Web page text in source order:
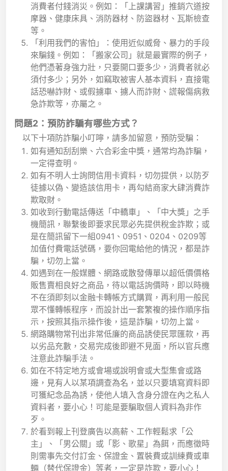
消費者付錢消災。例如：「上課講習」推銷穴道按
摩器、健康床具、消防器材、防盜器材、瓦斯檢查
等。
「利用我們的害怕」：使用近似威脅、暴力的手段
來騙錢。例如：「搬家公司」就是最實際的例子，
他們憑著身強力壯，只要開口要多少，消費者就必
須付多少；另外，如竊取被害人基本資料，直接電
話恐嚇詐財、或假擄車、擄人而詐財、謊報傷病救
急詐欺等，亦屬之。
問題2：預防詐騙有哪些方式？
以下十項防詐騙小叮嚀，請多加留意，預防受騙：
如有通知刮刮樂、六合彩金中獎，通常均為詐騙，
一定得查明。
如有不明人士詢問信用卡資料，切勿提供，以防歹
徒據以偽、變造該信用卡，再勾結商家大肆消費詐
欺取財。
如收到行動電話傳送「中轎車」、「中大獎」之手
機簡訊，聯繫後即要求民眾必先提供稅金詐欺；或
是在簡訊留下一組0941、0951、0204、0209等
加值付費電話號碼，要你回電給他的情況，都是詐
騙，切勿上當。
如遇到在一般媒體、網路或散發傳單以超低價價格
販售賣相良好之商品，待以電話詢價時，即以時機
不在須即刻以金融卡轉帳方式購買，再利用一般民
眾不懂轉帳程序，而設計出一套繁複的操作順序指
示，按照其指示操作後，這是詐騙，切勿上當。
網路購物常刊出非常低廉的商品誘使民眾匯款，再
以劣品充數，交易完成後即避不見面，所以官兵應
注意此詐騙手法。
如在不特定地方或會場或說明會或大型集會或路
邊，見有人以某項調查為名，並以只要填寫資料即
可獲紀念品為誘，使他人填入含身分證在內之私人
資料者，要小心！可能是要騙取個人資料為非作
歹。
於看到報上刊登廣告以高薪、工作輕鬆求「公
主」、「男公關」或「影、歌星」為餌，而應徵時
則需事先交付訂金、保證金、置裝費或訓練費或車
輛（替代保證金）等者，一定是詐欺，要小心！